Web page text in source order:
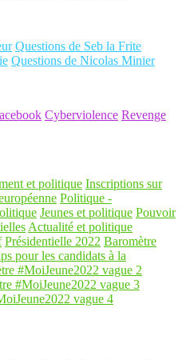
Questions de Seb la Frite
Questions de Nicolas Minier
Cyberviolence Revenge
et politique Inscriptions sur
Politique -
Jeunes et politique Pouvoir
Actualité et politique
Présidentielle 2022 Baromètre
pour les candidats à la
#MoiJeune2022 vague 2
#MoiJeune2022 vague 3
vague 4